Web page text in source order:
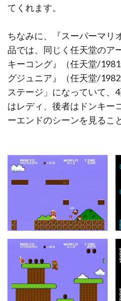
てくれます。
ちなみに、『スーパーマリ
品では、同じく任天堂のア
キーコング』（任天堂/
グジュニア』（任天堂/
ステージ」になっていて、
はレディ、後者はドンキー
ーエンドのシーンを見るこ